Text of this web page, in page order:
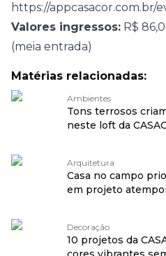
https://appcasacor.com.br/
Valores ingressos: R$
(meia entrada)
Matérias relacionadas:
Ambientes
Tons terrosos
neste loft da
Arquitetura
Casa no campo
em projeto
Decoração
10 projetos da